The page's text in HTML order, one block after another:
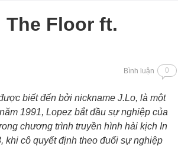
The Floor ft.
Bình luận 0
biết đến bởi nickname J.Lo, là một
1991, Lopez bắt đầu sự nghiệp của
chương trình truyền hình hài kịch In
khi cô quyết định theo đuổi sự nghiệp